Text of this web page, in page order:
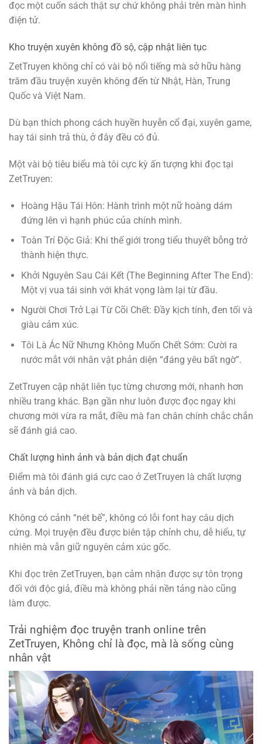
đọc một cuốn sách thật sự chứ không phải trên màn hình
điện tử.
Kho truyện xuyên không đồ sộ, cập nhật liên tục
ZetTruyen không chỉ có vài bộ nổi tiếng mà sở hữu hàng
trăm đầu truyện xuyên không đến từ Nhật, Hàn, Trung
Quốc và Việt Nam.
Dù bạn thích phong cách huyền huyễn cổ đại, xuyên game,
hay tái sinh trả thù, ở đây đều có đủ.
Một vài bộ tiêu biểu mà tôi cực kỳ ấn tượng khi đọc tại
ZetTruyen:
Hoàng Hậu Tái Hôn: Hành trình một nữ hoàng dám
đứng lên vì hạnh phúc của chính mình.
Toàn Trí Độc Giả: Khi thế giới trong tiểu thuyết bỗng trở
thành hiện thực.
Khởi Nguyên Sau Cái Kết (The Beginning After The End):
Một vị vua tái sinh với khát vọng làm lại từ đầu.
Người Chơi Trở Lại Từ Cõi Chết: Đầy kịch tính, đen tối và
giàu cảm xúc.
Tôi Là Ác Nữ Nhưng Không Muốn Chết Sớm: Cười ra
nước mắt với nhân vật phản diện “đáng yêu bất ngờ”.
ZetTruyen cập nhật liên tục từng chương mới, nhanh hơn
nhiều trang khác. Bạn gần như luôn được đọc ngay khi
chương mới vừa ra mắt, điều mà fan chân chính chắc chắn
sẽ đánh giá cao.
Chất lượng hình ảnh và bản dịch đạt chuẩn
Điểm mà tôi đánh giá cực cao ở ZetTruyen là chất lượng
ảnh và bản dịch.
Không có cảnh “nét bể”, không có lỗi font hay câu dịch
cứng. Mọi truyện đều được biên tập chỉnh chu, dễ hiểu, tự
nhiên mà vẫn giữ nguyên cảm xúc gốc.
Khi đọc trên ZetTruyen, bạn cảm nhận được sự tôn trọng
đối với độc giả, điều mà không phải nền tảng nào cũng
làm được.
Trải nghiệm đọc truyện tranh online trên
ZetTruyen, Không chỉ là đọc, mà là sống cùng
nhân vật